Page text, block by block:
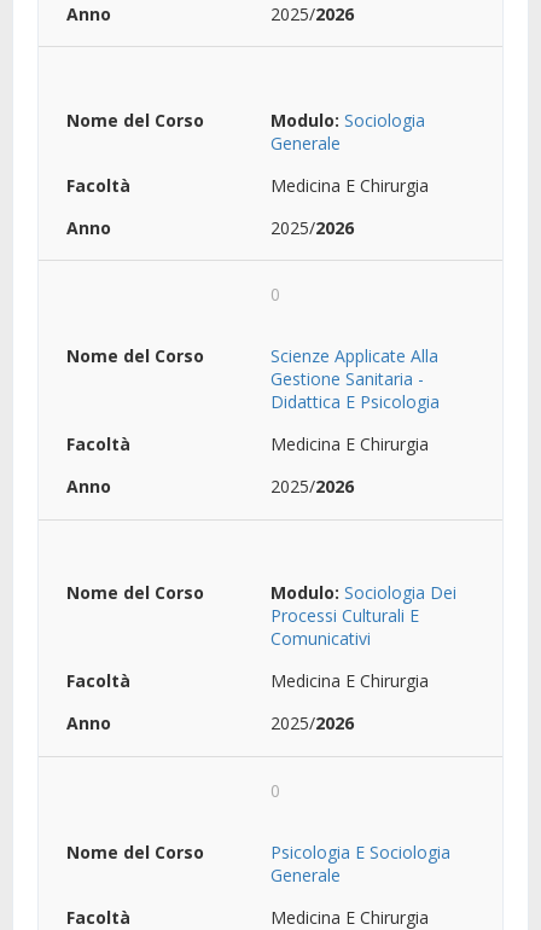
2025/2026
Modulo: Sociologia
Generale
Medicina E Chirurgia
2025/2026
0
Scienze Applicate Alla
Gestione Sanitaria -
Didattica E Psicologia
Medicina E Chirurgia
2025/2026
Modulo: Sociologia Dei
Processi Culturali E
Comunicativi
Medicina E Chirurgia
2025/2026
0
Psicologia E Sociologia
Generale
Medicina E Chirurgia